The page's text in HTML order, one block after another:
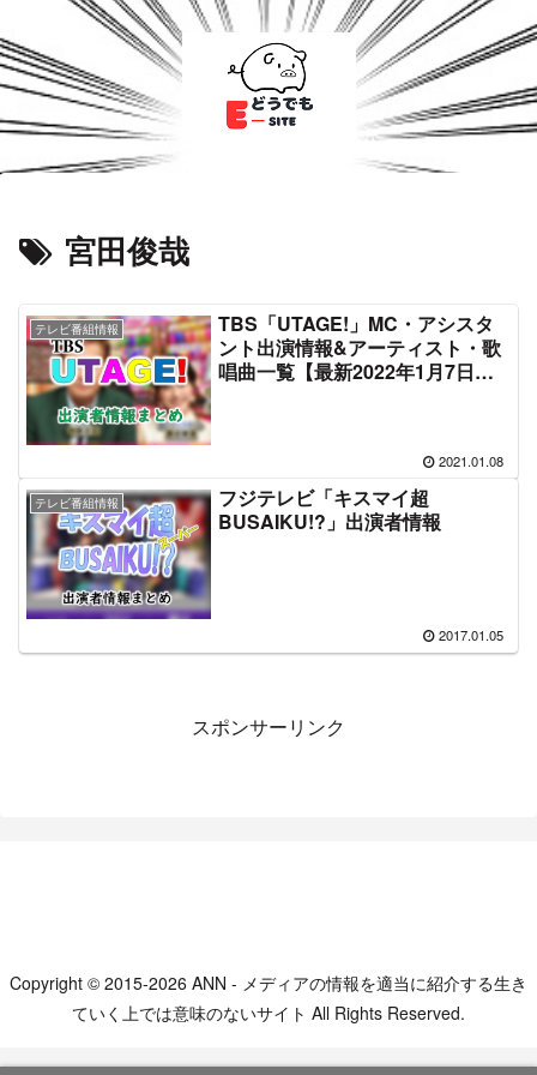
宮田俊哉
テレビ番組情報
TBS「UTAGE!」MC・アシスタ
ント出演情報&アーティスト・歌
唱曲一覧【最新2022年1月7日放
2021.01.08
テレビ番組情報
フジテレビ「キスマイ超
BUSAIKU!?」出演者情報
2017.01.05
スポンサーリンク
Copyright © 2015-2026 ANN - メディアの情報を適当に紹介する生き
ていく上では意味のないサイト All Rights Reserved.